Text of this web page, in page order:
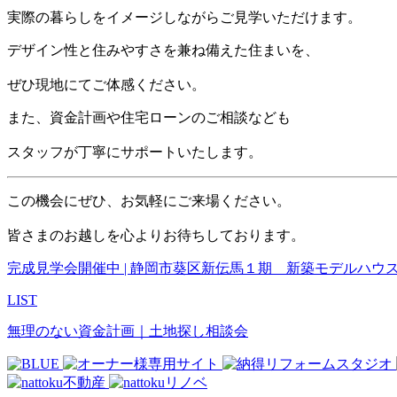
実際の暮らしをイメージしながらご見学いただけます。
デザイン性と住みやすさを兼ね備えた住まいを、
ぜひ現地にてご体感ください。
また、資金計画や住宅ローンのご相談なども
スタッフが丁寧にサポートいたします。
この機会にぜひ、お気軽にご来場ください。
皆さまのお越しを心よりお待ちしております。
完成見学会開催中 | 静岡市葵区新伝馬１期 新築モデルハウ
LIST
無理のない資金計画｜土地探し相談会